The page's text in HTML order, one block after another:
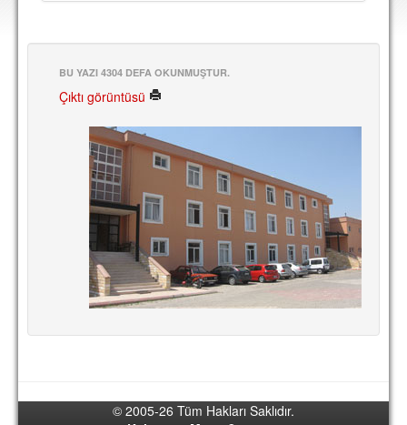
MULTİMEDYA
FOTOĞRAF & VİDEOLAR
MARŞ & TEZAHÜRATLAR
AMBLEM
SPOR TESİSLERİ
YÖNETİM KURULU
PERSONEL
BU YAZI 4304 DEFA OKUNMUŞTUR.
Çıktı görüntüsü
© 2005-26 Tüm Hakları Saklıdır.